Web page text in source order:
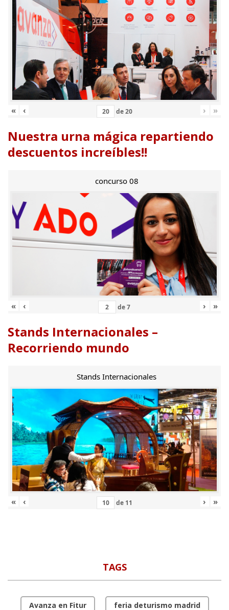
« ‹ de20 › »
Nuestra urna mágica repartiendo
descuentos increíbles!!
concurso 08
« ‹ de7 › »
Stands Internacionales –
Recorriendo mundo
Stands Internacionales
« ‹ de 11 › »
TAGS
Avanza en Fitur
feria deturismo madrid